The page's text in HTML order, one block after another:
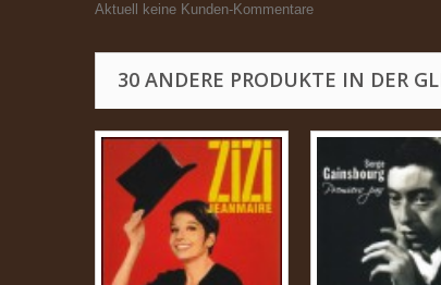
Aktuell keine Kunden-Kommentare
30 ANDERE PRODUKTE IN DER